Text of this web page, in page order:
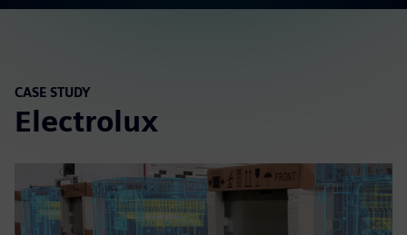
CASE STUDY
Electrolux